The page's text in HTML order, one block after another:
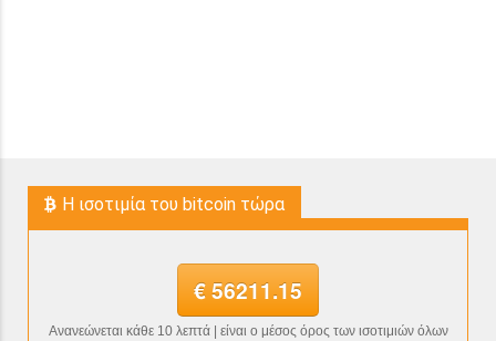
H ισοτιμία του bitcoin τώρα
€ 56211.15
Ανανεώνεται κάθε 10 λεπτά | είναι ο μέσος όρος των ισοτιμιών όλων